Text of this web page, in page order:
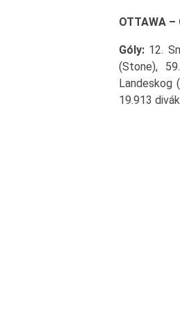
OTTAWA –
Góly: 12.
(Stone),
Landeskog
19.913